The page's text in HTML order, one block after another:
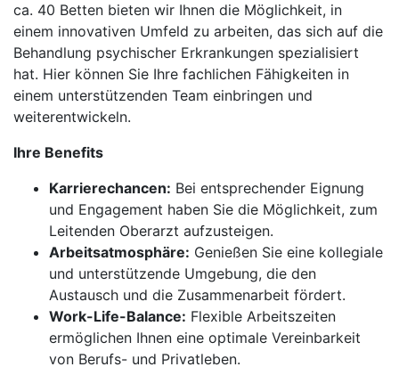
ca. 40 Betten bieten wir Ihnen die Möglichkeit, in
einem innovativen Umfeld zu arbeiten, das sich auf die
Behandlung psychischer Erkrankungen spezialisiert
hat. Hier können Sie Ihre fachlichen Fähigkeiten in
einem unterstützenden Team einbringen und
weiterentwickeln.
Ihre Benefits
Karrierechancen: Bei entsprechender Eignung
und Engagement haben Sie die Möglichkeit, zum
Leitenden Oberarzt aufzusteigen.
Arbeitsatmosphäre: Genießen Sie eine kollegiale
und unterstützende Umgebung, die den
Austausch und die Zusammenarbeit fördert.
Work-Life-Balance: Flexible Arbeitszeiten
ermöglichen Ihnen eine optimale Vereinbarkeit
von Berufs- und Privatleben.